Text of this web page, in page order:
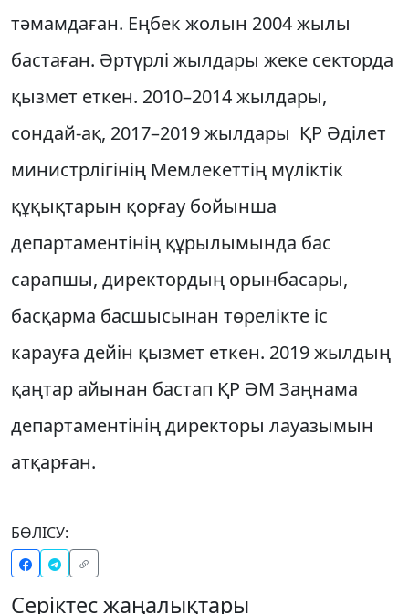
тәмамдаған. Еңбек жолын 2004 жылы
бастаған. Әртүрлі жылдары жеке секторда
қызмет еткен. 2010–2014 жылдары,
сондай-ақ, 2017–2019 жылдары ҚР Әділет
министрлігінің Мемлекеттің мүліктік
құқықтарын қорғау бойынша
департаментінің құрылымында бас
сарапшы, директордың орынбасары,
басқарма басшысынан төрелікте іс
карауға дейін қызмет еткен. 2019 жылдың
қаңтар айынан бастап ҚР ӘМ Заңнама
департаментінің директоры лауазымын
атқарған.
БӨЛІСУ:
Серіктес жаңалықтары